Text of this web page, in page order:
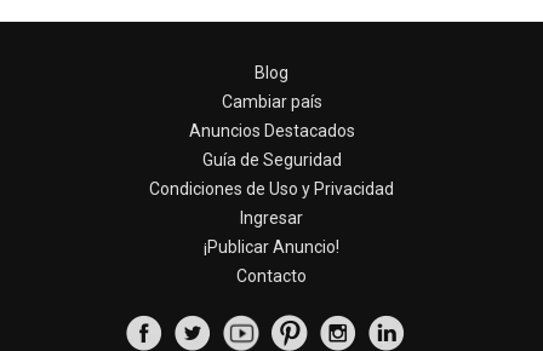
Blog
Cambiar país
Anuncios Destacados
Guía de Seguridad
Condiciones de Uso y Privacidad
Ingresar
¡Publicar Anuncio!
Contacto